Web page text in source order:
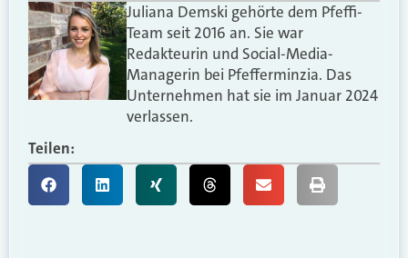
Juliana Demski gehörte dem Pfeffi-
Team seit 2016 an. Sie war
Redakteurin und Social-Media-
Managerin bei Pfefferminzia. Das
Unternehmen hat sie im Januar 2024
verlassen.
Teilen: